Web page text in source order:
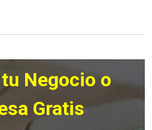
Negocio o
Gratis